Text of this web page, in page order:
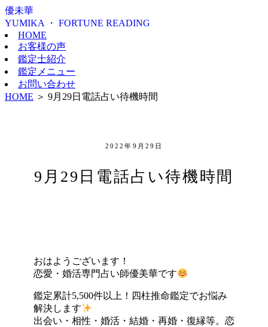
優未華
YUMIKA ・ FORTUNE READING
HOME
お客様の声
鑑定士紹介
鑑定メニュー
お問い合わせ
HOME ＞ 9月29日電話占い待機時間
2022年9月29日
9月29日電話占い待機時間
おはようございます！
恋愛・婚活専門占い師優美華です
鑑定累計5,500件以上！四柱推命鑑定でお悩み
解決します
出会い・相性・婚活・結婚・再婚・復縁等。恋